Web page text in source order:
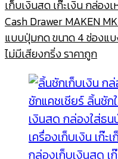
เก็บเงินสด เก๊ะเงิน กล่อง
Cash Drawer MAKEN
แบบปุ่มกด ขนาด 4 ช่องแ
ไม่มีเสียงกริ่ง ราคาถูก